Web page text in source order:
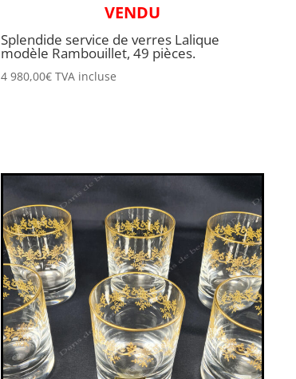
VENDU
Splendide service de verres Lalique
modèle Rambouillet, 49 pièces.
4 980,00€ TVA incluse